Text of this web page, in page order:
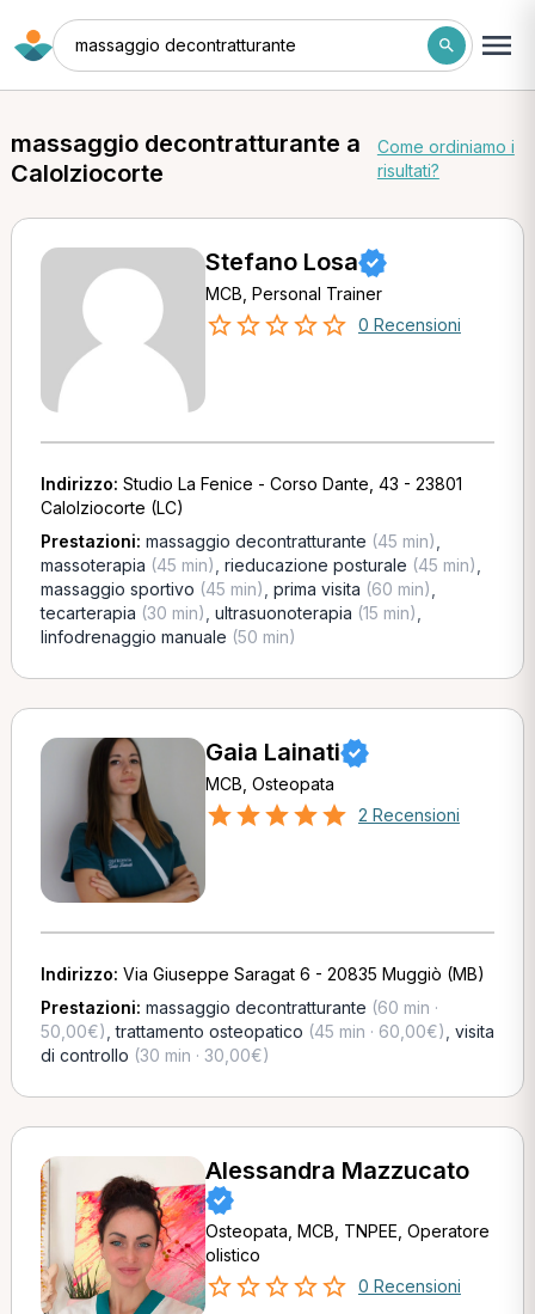
massaggio decontratturante
massaggio decontratturante a
Calolziocorte
Come ordiniamo i
risultati?
Stefano Losa
MCB, Personal Trainer
0 Recensioni
Indirizzo: Studio La Fenice - Corso Dante, 43 - 23801
Calolziocorte (LC)
Prestazioni: massaggio decontratturante (45 min)
massoterapia (45 min) rieducazione posturale (45 min)
massaggio sportivo (45 min) prima visita (60 min)
tecarterapia (30 min) ultrasuonoterapia (15 min)
linfodrenaggio manuale (50 min)
Gaia Lainati
MCB, Osteopata
2 Recensioni
Indirizzo: Via Giuseppe Saragat 6 - 20835 Muggiò (MB)
Prestazioni: massaggio decontratturante (60 min ·
50,00€) ,trattamento osteopatico (45 min · 60,00€) visita
di controllo (30 min · 30,00€)
Alessandra Mazzucato
Osteopata, MCB, TNPEE, Operatore
olistico
0 Recensioni